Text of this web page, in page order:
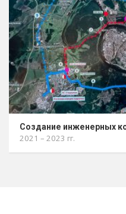
Создание инженерных
2021 – 2023 гг.